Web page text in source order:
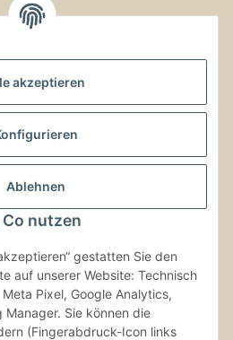
akzeptieren
Ablehnen
nutzen
gestatten Sie den
auf unserer Website: Technisch
Pixel, Google Analytics,
Manager. Sie können die
(Fingerabdruck-Icon links